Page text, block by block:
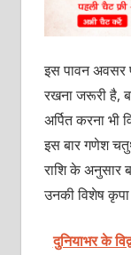
इस पावन अवसर
रखना जरूरी है,
अर्पित करना भी
इस बार गणेश
राशि के अनुसार
उनकी विशेष
दुनियाभर के